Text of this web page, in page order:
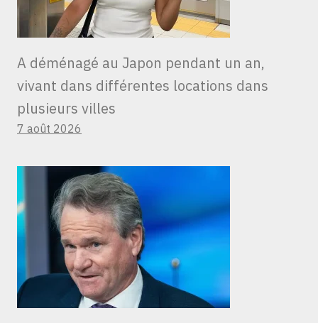
A déménagé au Japon pendant un an,
vivant dans différentes locations dans
plusieurs villes
7 août 2026